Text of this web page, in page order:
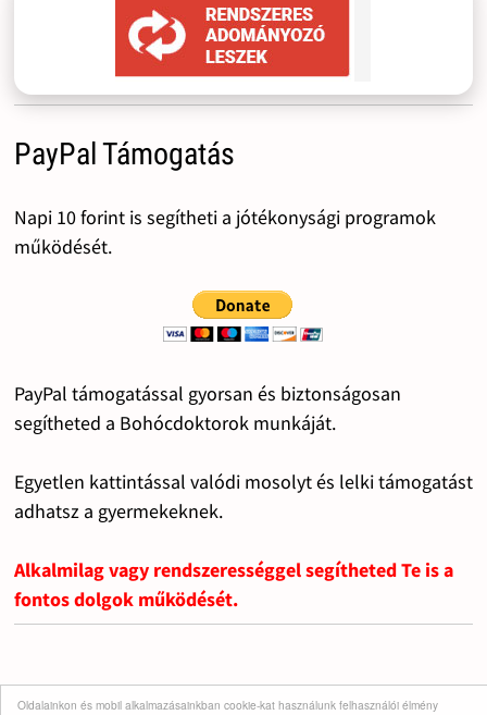
Oldalainkon és mobil alkalmazásainkban cookie-kat használunk felhasználói élmény
PayPal Támogatás
Napi 10 forint is segítheti a jótékonysági programok
működését.
PayPal támogatással gyorsan és biztonságosan
segítheted a Bohócdoktorok munkáját.
Egyetlen kattintással valódi mosolyt és lelki támogatást
adhatsz a gyermekeknek.
Alkalmilag vagy rendszerességgel segítheted Te is a
fontos dolgok működését.